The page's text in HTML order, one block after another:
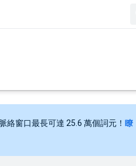
絡窗口最長可達 25.6 萬個詞元！ 瞭